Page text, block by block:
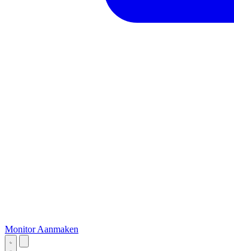
Monitor Aanmaken